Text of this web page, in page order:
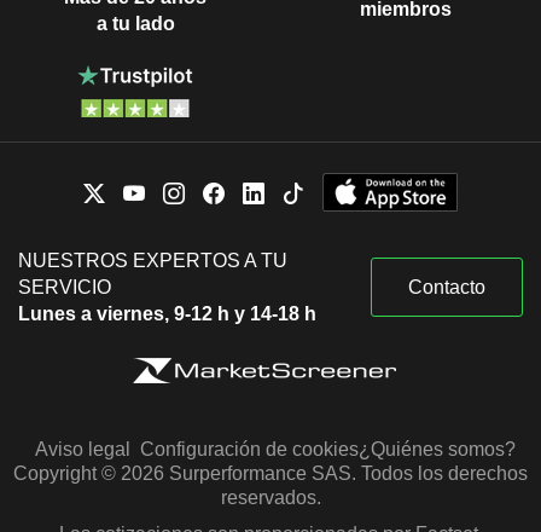
a tu lado
miembros
NUESTROS EXPERTOS A TU
SERVICIO
Lunes a viernes, 9-12 h y 14-18 h
Contacto
Aviso legal Configuración de cookies¿Quiénes somos?
Copyright © 2026 Surperformance SAS. Todos los derechos
reservados.